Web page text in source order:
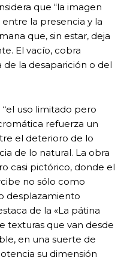
que “la imagen
la presencia y la
que, sin estar, deja
El vacío, cobra
la desaparición o del
uso limitado pero
refuerza un
el deterioro de lo
de lo natural. La obra
casi pictórico, donde el
no sólo como
desplazamiento
de la «La pátina
texturas que van desde
en una suerte de
su dimensión